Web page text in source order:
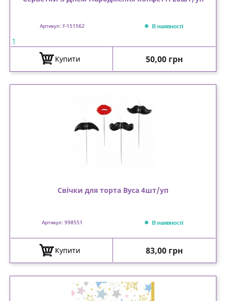
Артикул: F-151562 В наявності
1
Купити Ціна
50,00 грн
Свічки для торта Вуса 4шт/уп
Артикул: 998551 В наявності
Купити Ціна
83,00 грн